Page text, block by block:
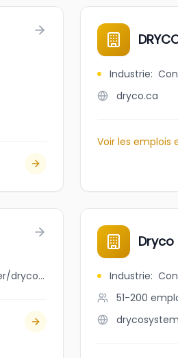
Industrie:
dryco.ca
Voir les emplois
jobbank.gc.ca/browsejobs/employer/dryco+industries+ltd./ca
Dryco
Industrie:
51-200